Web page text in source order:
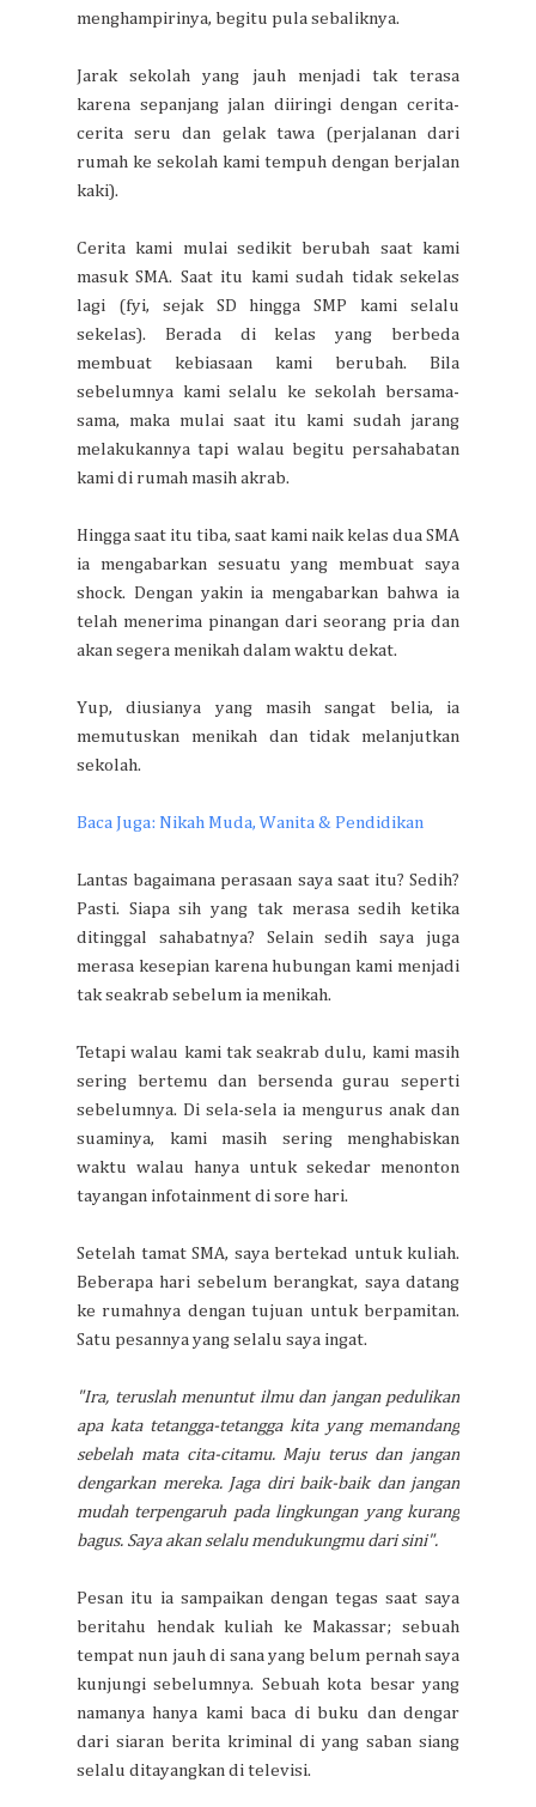
menghampirinya, begitu pula sebaliknya.
Jarak sekolah yang jauh menjadi tak terasa
karena sepanjang jalan diiringi dengan cerita-
cerita seru dan gelak tawa (perjalanan dari
rumah ke sekolah kami tempuh dengan berjalan
kaki).
Cerita kami mulai sedikit berubah saat kami
masuk SMA. Saat itu kami sudah tidak sekelas
lagi (fyi, sejak SD hingga SMP kami selalu
sekelas). Berada di kelas yang berbeda
membuat kebiasaan kami berubah. Bila
sebelumnya kami selalu ke sekolah bersama-
sama, maka mulai saat itu kami sudah jarang
melakukannya tapi walau begitu persahabatan
kami di rumah masih akrab.
Hingga saat itu tiba, saat kami naik kelas dua SMA
ia mengabarkan sesuatu yang membuat saya
shock. Dengan yakin ia mengabarkan bahwa ia
telah menerima pinangan dari seorang pria dan
akan segera menikah dalam waktu dekat.
Yup, diusianya yang masih sangat belia, ia
memutuskan menikah dan tidak melanjutkan
sekolah.
Baca Juga: Nikah Muda, Wanita & Pendidikan
Lantas bagaimana perasaan saya saat itu? Sedih?
Pasti. Siapa sih yang tak merasa sedih ketika
ditinggal sahabatnya? Selain sedih saya juga
merasa kesepian karena hubungan kami menjadi
tak seakrab sebelum ia menikah.
Tetapi walau kami tak seakrab dulu, kami masih
sering bertemu dan bersenda gurau seperti
sebelumnya. Di sela-sela ia mengurus anak dan
suaminya, kami masih sering menghabiskan
waktu walau hanya untuk sekedar menonton
tayangan infotainment di sore hari.
Setelah tamat SMA, saya bertekad untuk kuliah.
Beberapa hari sebelum berangkat, saya datang
ke rumahnya dengan tujuan untuk berpamitan.
Satu pesannya yang selalu saya ingat.
"Ira, teruslah menuntut ilmu dan jangan pedulikan
apa kata tetangga-tetangga kita yang memandang
sebelah mata cita-citamu. Maju terus dan jangan
dengarkan mereka. Jaga diri baik-baik dan jangan
mudah terpengaruh pada lingkungan yang kurang
bagus. Saya akan selalu mendukungmu dari sini".
Pesan itu ia sampaikan dengan tegas saat saya
beritahu hendak kuliah ke Makassar; sebuah
tempat nun jauh di sana yang belum pernah saya
kunjungi sebelumnya. Sebuah kota besar yang
namanya hanya kami baca di buku dan dengar
dari siaran berita kriminal di yang saban siang
selalu ditayangkan di televisi.